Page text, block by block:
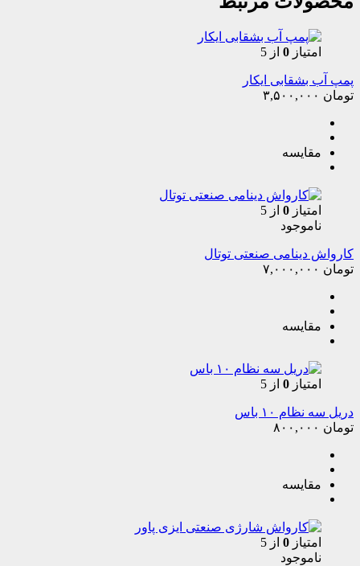
امتیاز 0 از 5
پمپ آب بشقابی ایکار
تومان
مقایسه
امتیاز 0 از 5
ناموجود
کارواش دینامی صنعتی توتال
تومان
مقایسه
امتیاز 0 از 5
دریل سه نظام ۱۰ باس
تومان
مقایسه
امتیاز 0 از 5
ناموجود